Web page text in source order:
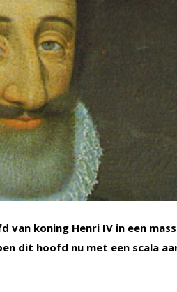
van koning Henri IV in een
dit hoofd nu met een scala